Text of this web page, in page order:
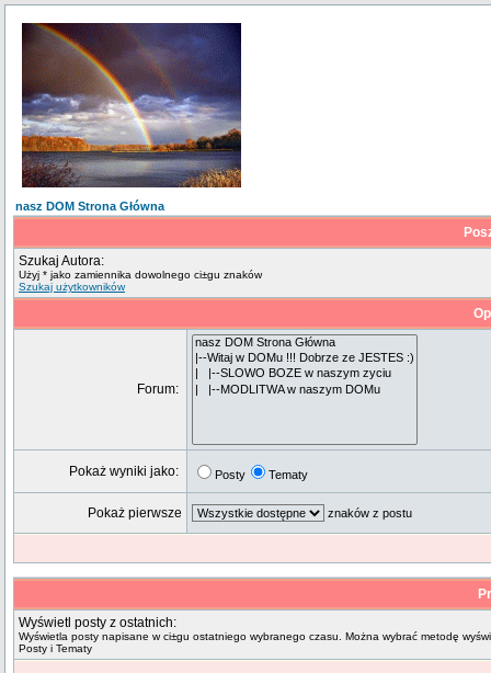
nasz DOM Strona Główna
Szukaj Autora:
Użyj * jako zamiennika dowolnego ci±gu znaków
Szukaj użytkowników
Forum:
Pokaż wyniki jako: Posty Tematy
Pokaż pierwsze znaków z postu
Wyświetl posty z ostatnich:
Wyświetla posty napisane w ci±gu ostatniego wybranego czasu. Można wybrać metodę
Posty i Tematy